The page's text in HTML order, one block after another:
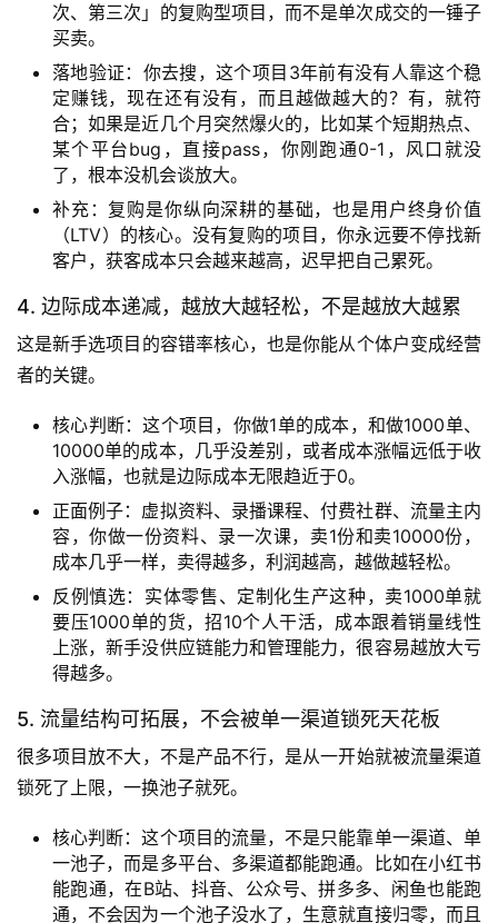
行
业
讯
次、第三次」的复购型项目，而不是单次成交的一锤子
买卖。
落地验证：你去搜，这个项目3年前有没有人靠这个稳
定赚钱，现在还有没有，而且越做越大的？有，就符
合；如果是近几个月突然爆火的，比如某个短期热点、
某个平台bug，直接pass，你刚跑通0-1，风口就没
了，根本没机会谈放大。
补充：复购是你纵向深耕的基础，也是用户终身价值
（LTV）的核心。没有复购的项目，你永远要不停找新
客户，获客成本只会越来越高，迟早把自己累死。
4. 边际成本递减，越放大越轻松，不是越放大越累
这是新手选项目的容错率核心，也是你能从个体户变成经营
者的关键。
核心判断：这个项目，你做1单的成本，和做1000单、
10000单的成本，几乎没差别，或者成本涨幅远低于收
入涨幅，也就是边际成本无限趋近于0。
正面例子：虚拟资料、录播课程、付费社群、流量主内
容，你做一份资料、录一次课，卖1份和卖10000份，
成本几乎一样，卖得越多，利润越高，越做越轻松。
反例慎选：实体零售、定制化生产这种，卖1000单就
要压1000单的货，招10个人干活，成本跟着销量线性
上涨，新手没供应链能力和管理能力，很容易越放大亏
得越多。
5. 流量结构可拓展，不会被单一渠道锁死天花板
很多项目放不大，不是产品不行，是从一开始就被流量渠道
锁死了上限，一换池子就死。
核心判断：这个项目的流量，不是只能靠单一渠道、单
一池子，而是多平台、多渠道都能跑通。比如在小红书
能跑通，在B站、抖音、公众号、拼多多、闲鱼也能跑
通，不会因为一个池子没水了，生意就直接归零，而且